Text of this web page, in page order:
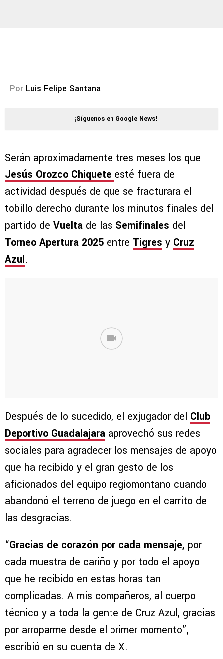
Por Luis Felipe Santana
¡Síguenos en Google News!
Serán aproximadamente tres meses los que
Jesús Orozco Chiquete esté fuera de
actividad después de que se fracturara el
tobillo derecho durante los minutos finales del
partido de Vuelta de las Semifinales del
Torneo Apertura 2025 entre Tigres y Cruz
Azul.
Después de lo sucedido, el exjugador del Club
Deportivo Guadalajara aprovechó sus redes
sociales para agradecer los mensajes de apoyo
que ha recibido y el gran gesto de los
aficionados del equipo regiomontano cuando
abandonó el terreno de juego en el carrito de
las desgracias.
“Gracias de corazón por cada mensaje, por
cada muestra de cariño y por todo el apoyo
que he recibido en estas horas tan
complicadas. A mis compañeros, al cuerpo
técnico y a toda la gente de Cruz Azul, gracias
por arroparme desde el primer momento”,
escribió en su cuenta de X.